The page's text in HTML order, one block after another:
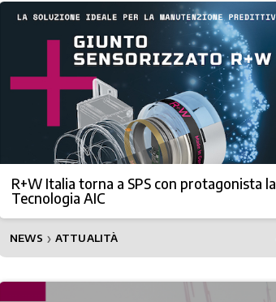
R+W Italia torna a SPS con protagonista la
Tecnologia AIC
NEWS ❯ ATTUALITÀ